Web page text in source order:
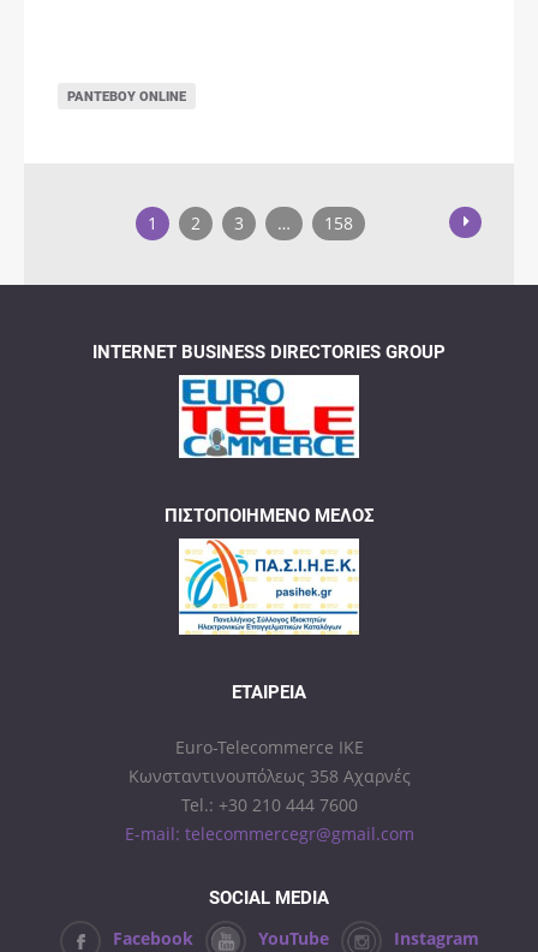
ΡΑΝΤΕΒΟΎ ONLINE
1 2 3 … 158
INTERNET BUSINESS DIRECTORIES GROUP
ΠΙΣΤΟΠΟΙΗΜΈΝΟ ΜΈΛΟΣ
ΕΤΑΙΡΕΊΑ
Euro-Telecommerce IKE
Κωνσταντινουπόλεως 358 Αχαρνές
Tel.: +30 210 444 7600
E-mail: telecommercegr@gmail.com
SOCIAL MEDIA
Facebook YouTube Instagram